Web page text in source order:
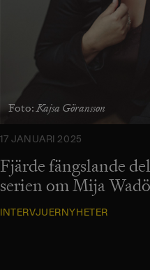
Foto:Kajsa Göransson
17 JANUARI 2025
Fjärde fängslande
serien om Mija Wadö
INTERVJUERNYHETER